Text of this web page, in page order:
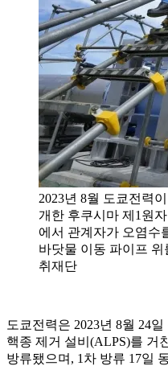
2023년 8월 도쿄전력
개한 후쿠시마 제1원
에서 관계자가 오염수
바닷물 이동 파이프
취재단
도쿄전력은 2023년 8월 24
핵종 제거 설비(ALPS)를 거
방류됐으며, 1차 방류 17일